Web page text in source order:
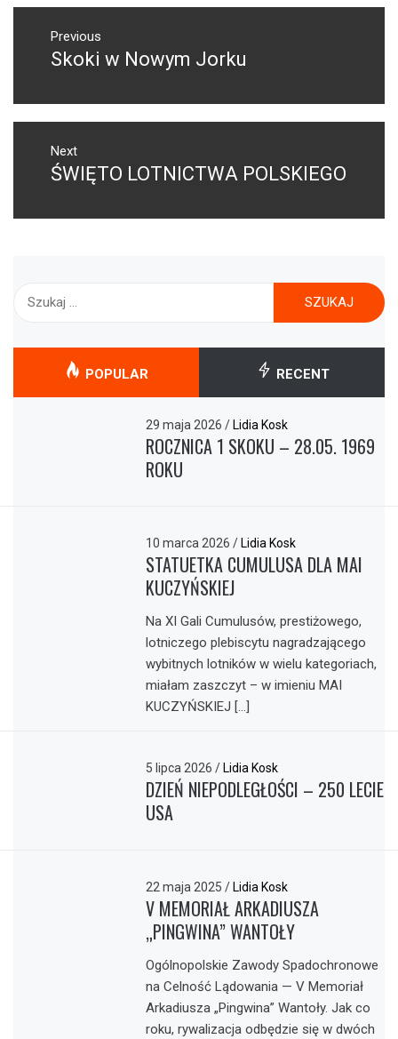
NAWIGACJA
WPISUPrevious
Previous
Skoki w Nowym Jorku
Next
Next
ŚWIĘTO LOTNICTWA POLSKIEGO
POPULAR RECENT
29 maja 2026/ Lidia Kosk
ROCZNICA 1 SKOKU – 28.05. 1969
ROKU
10 marca 2026/ Lidia Kosk
STATUETKA CUMULUSA DLA MAI
KUCZYŃSKIEJ
Na XI Gali Cumulusów, prestiżowego,
lotniczego plebiscytu nagradzającego
wybitnych lotników w wielu kategoriach,
miałam zaszczyt – w imieniu MAI
KUCZYŃSKIEJ […]
5 lipca 2026/ Lidia Kosk
DZIEŃ NIEPODLEGŁOŚCI – 250 LECIE
USA
22 maja 2025/ Lidia Kosk
V MEMORIAŁ ARKADIUSZA
„PINGWINA” WANTOŁY
Ogólnopolskie Zawody Spadochronowe
na Celność Lądowania — V Memoriał
Arkadiusza „Pingwina” Wantoły. Jak co
roku, rywalizacja odbędzie się w dwóch